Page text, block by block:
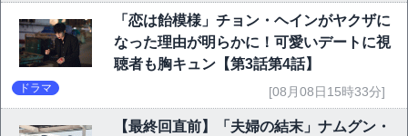
「恋は飴模様」チョン・ヘインがヤクザに
なった理由が明らかに！可愛いデートに視
聴者も胸キュン【第3話第4話】
ドラマ [08月08日15時33分]
【最終回直前】「夫婦の結末」ナムグン・